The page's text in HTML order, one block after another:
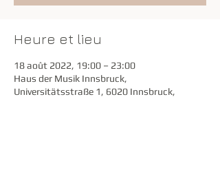
Heure et lieu
18 août 2022, 19:00 – 23:00
Haus der Musik Innsbruck,
Universitätsstraße 1, 6020 Innsbruck,